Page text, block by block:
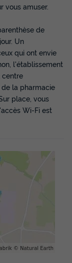
vous amuser.
de
Un
qui ont envie
l'établissement
centre
la pharmacie
place, vous
Wi-Fi est